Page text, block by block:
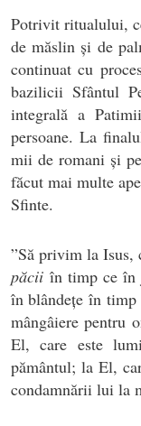
Potrivit ritualului,
de măslin și de
continuat cu
bazilicii Sfântul
integrală a
persoane. La
mii de romani și
făcut mai multe
Sfinte.
”Să privim la Isus,
păciiîn timp ce în
în blândețe în
mângâiere pentru
El, care este
pământul; la El,
condamnării lui la